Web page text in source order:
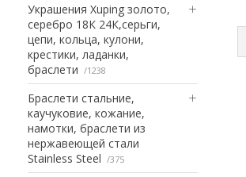
Украшения Xuping золото,
серебро 18К 24К,серьги,
цепи, кольца, кулони,
крестики, ладанки,
браслети
1238
Браслети стальние,
каучуковие, кожание,
намотки, браслети из
нержавеющей стали
Stainless Steel
375